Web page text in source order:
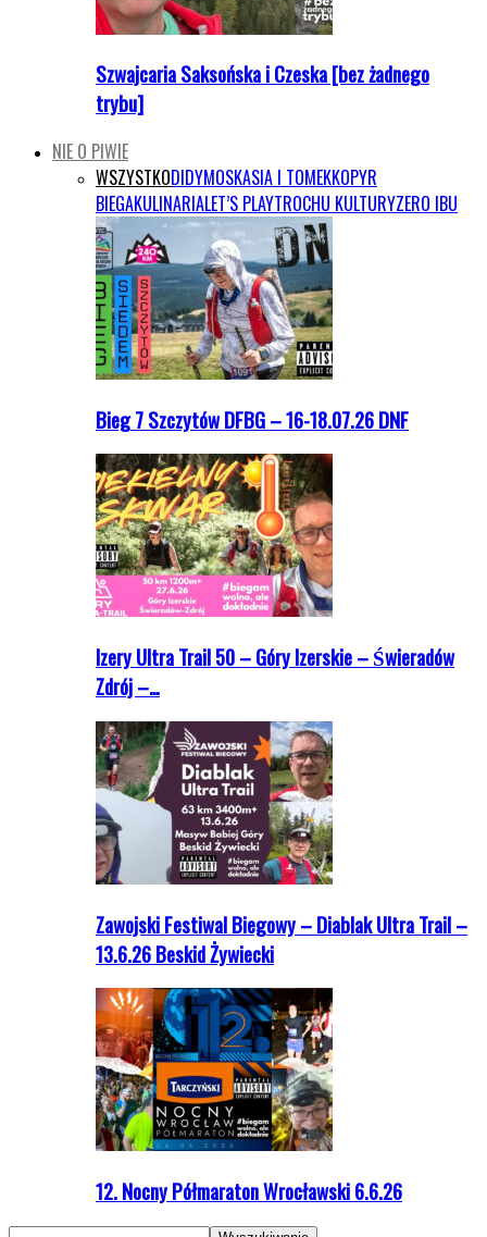
Szwajcaria Saksońska i Czeska [bez żadnego
trybu]
NIE O PIWIE
WSZYSTKODIDYMOSKASIA I TOMEKKOPYR
BIEGAKULINARIALET’S PLAYTROCHU KULTURYZERO IBU
Bieg 7 Szczytów DFBG – 16-18.07.26 DNF
Izery Ultra Trail 50 – Góry Izerskie – Świeradów
Zdrój –…
Zawojski Festiwal Biegowy – Diablak Ultra Trail –
13.6.26 Beskid Żywiecki
12. Nocny Półmaraton Wrocławski 6.6.26